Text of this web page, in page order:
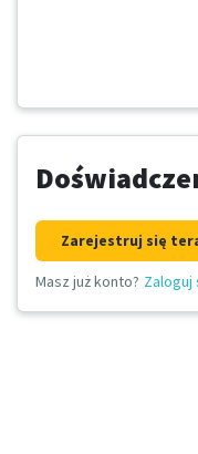
Zarejestruj się
Masz już konto? Zaloguj